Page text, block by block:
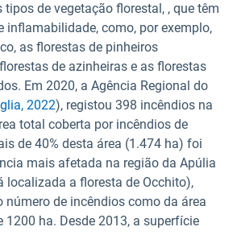
tipos de vegetação florestal, , que têm
inflamabilidade, como, por exemplo,
as florestas de pinheiros
de azinheiras e as florestas
Em 2020, a Agência Regional do
2022), registou 398 incêndios na
total coberta por incêndios de
de 40% desta área (1.474 ha) foi
mais afetada na região da Apúlia
localizada a floresta de Occhito),
número de incêndios como da área
1200 ha. Desde 2013, a superfície